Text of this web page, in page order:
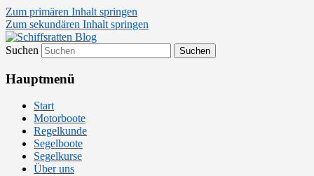
Zum primären Inhalt springen
Zum sekundären Inhalt springen
Schiffsratten Blog
Segelsport in Second Life
Suchen
Hauptmenü
Start
Motorboote
Regelkunde
Segelboote
Segelkurse
Über uns